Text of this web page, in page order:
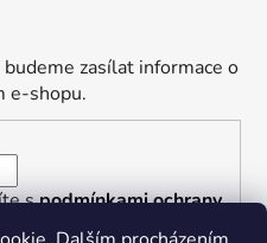
zasílat informace o
e-shopu.
spodmínkami ochrany